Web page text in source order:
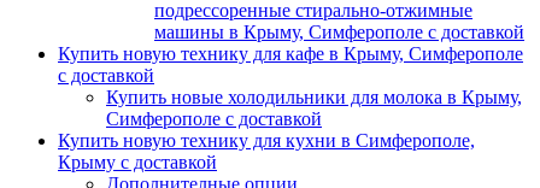
подрессоренные стирально-отжимные
машины в Крыму, Симферополе с доставкой
Купить новую технику для кафе в Крыму, Симферополе
с доставкой
Купить новые холодильники для молока в Крыму,
Симферополе с доставкой
Купить новую технику для кухни в Симферополе,
Крыму с доставкой
Дополнителные опции